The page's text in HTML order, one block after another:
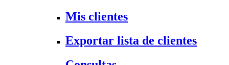
Mis clientes
Exportar lista de clientes